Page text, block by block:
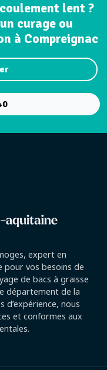
lent ?
curage ou
à Compreignac
expert en
pour vos besoins de
de bacs à graisse
département de la
d’expérience, nous
et conformes aux